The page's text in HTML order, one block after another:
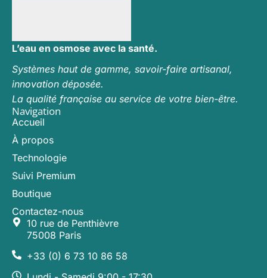
L’eau en osmose avec la santé.
Systèmes haut de gamme, savoir-faire artisanal,
innovation déposée.
La qualité française au service de votre bien-être.
Navigation
Accueil
À propos
Technologie
Suivi Premium
Boutique
Contactez-nous
10 rue de Penthièvre
75008 Paris
+33 (0) 6 73 10 86 58